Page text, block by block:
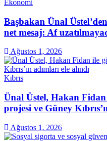
Ekonomi
Başbakan Ünal
net mesaj: Af
Ağustos 1, 2026
Kıbrıs
Ünal Üstel, Hakan
projesi ve Güney
Ağustos 1, 2026